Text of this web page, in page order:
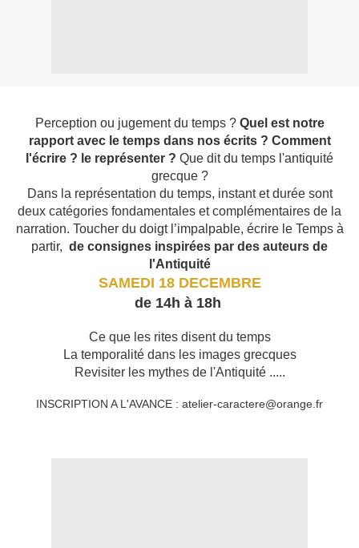
Perception ou jugement du temps ? Quel est notre
rapport avec le temps dans nos écrits ? Comment
l'écrire ? le représenter ? Que dit du temps l'antiquité
grecque ?
Dans la représentation du temps, instant et durée sont
deux catégories fondamentales et complémentaires de la
narration. Toucher du doigt l’impalpable, écrire le Temps à
partir, de consignes inspirées par des auteurs de
l'Antiquité
SAMEDI 18 DECEMBRE
de 14h à 18h
Ce que les rites disent du temps
La temporalité dans les images grecques
Revisiter les mythes de l'Antiquité .....
INSCRIPTION A L'AVANCE : atelier-caractere@orange.fr